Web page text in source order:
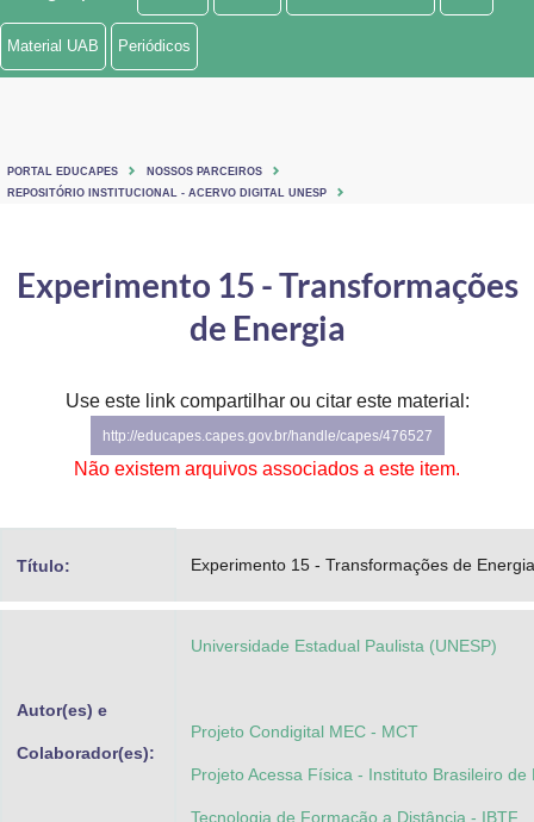
Ministério de Minas e Energia
Ministério do Turismo
Controladoria-Geral da União
Ministério da Mulher, da Família e dos Direitos Humanos
Secretaria-Geral
Advocacia-Geral da União
Banco Central do Brasil
Material UAB Periódicos
PORTAL EDUCAPES
NOSSOS PARCEIROS
REPOSITÓRIO INSTITUCIONAL - ACERVO DIGITAL UNESP
Experimento 15 - Transformações
de Energia
Use este link compartilhar ou citar este material:
http://educapes.capes.gov.br/handle/capes/476527
Não existem arquivos associados a este item.
Título: Experimento 15 - Transformações de Energia
Autor(es) e
Colaborador(es):
Universidade Estadual Paulista (UNESP)
Projeto Condigital MEC - MCT
Projeto Acessa Física - Instituto Brasileiro de
Tecnologia de Formação a Distância - IBTF